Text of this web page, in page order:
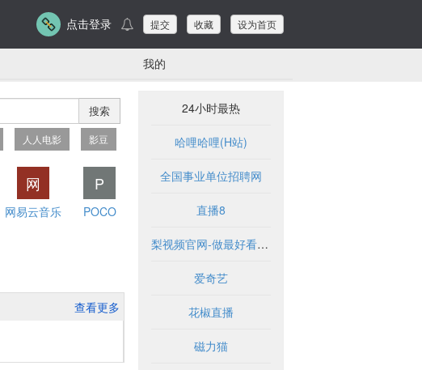
点击登录 提交 收藏 设为首页
我的
搜索
人人电影 影豆
网
网易云音乐
P
POCO
查看更多
24小时最热
哈哩哈哩(H站)
全国事业单位招聘网
直播8
梨视频官网-做最好看的资讯短视频-Pear Video
爱奇艺
花椒直播
磁力猫